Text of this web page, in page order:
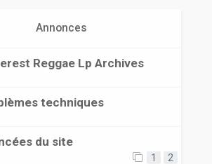
Annonces
Reggae Lp Archives
techniques
du site
1 2